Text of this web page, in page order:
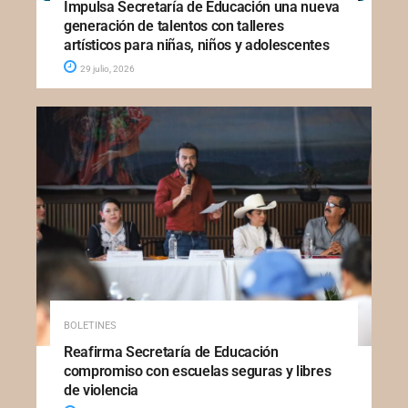
Impulsa Secretaría de Educación una nueva
generación de talentos con talleres
artísticos para niñas, niños y adolescentes
29 julio, 2026
BOLETINES
Reafirma Secretaría de Educación
compromiso con escuelas seguras y libres
de violencia